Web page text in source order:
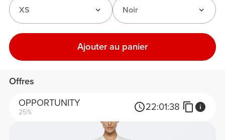
Noir
XS
Ajouter au panier
Offres
OPPORTUNITY
25% 22:01:38